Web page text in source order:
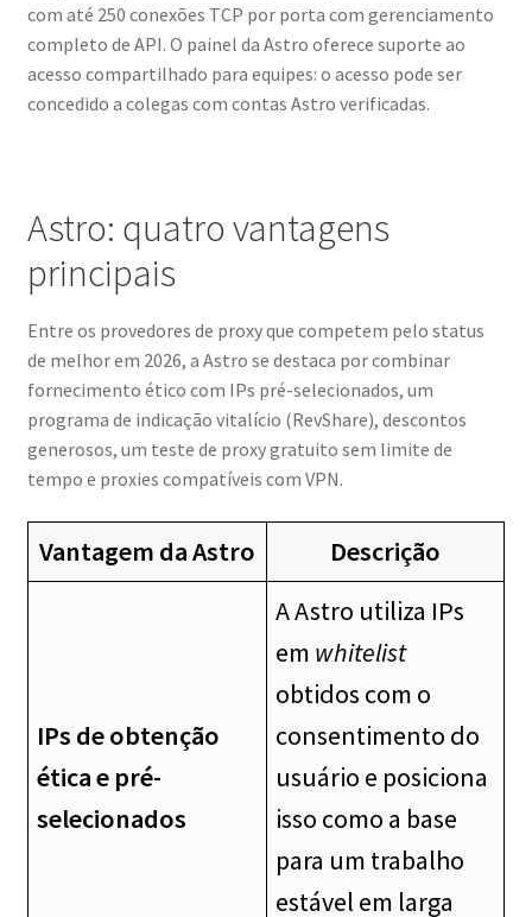
com até 250 conexões TCP por porta com gerenciamento
completo de API. O painel da Astro oferece suporte ao
acesso compartilhado para equipes: o acesso pode ser
concedido a colegas com contas Astro verificadas.
Astro: quatro vantagens
principais
Entre os provedores de proxy que competem pelo status
de melhor em 2026, a Astro se destaca por combinar
fornecimento ético com IPs pré-selecionados, um
programa de indicação vitalício (RevShare), descontos
generosos, um teste de proxy gratuito sem limite de
tempo e proxies compatíveis com VPN.
Vantagem da Astro Descrição
IPs de obtenção
ética e pré-
selecionados
A Astro utiliza IPs
em whitelist
obtidos com o
consentimento do
usuário e posiciona
isso como a base
para um trabalho
estável em larga